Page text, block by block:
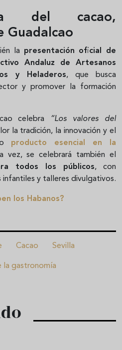
del cacao,
Guadalcao
la presentación oficial de
Andaluz de Artesanos
y Heladeros, que busca
y promover la formación
celebra
“Los valores del
la tradición, la innovación y el
producto esencial en la
vez, se celebrará también el
todos los públicos, con
y talleres divulgativos.
los Habanos?
Cacao Sevilla
la gastronomía